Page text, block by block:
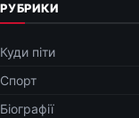
РУБРИКИ
Куди піти
Спорт
Біографії